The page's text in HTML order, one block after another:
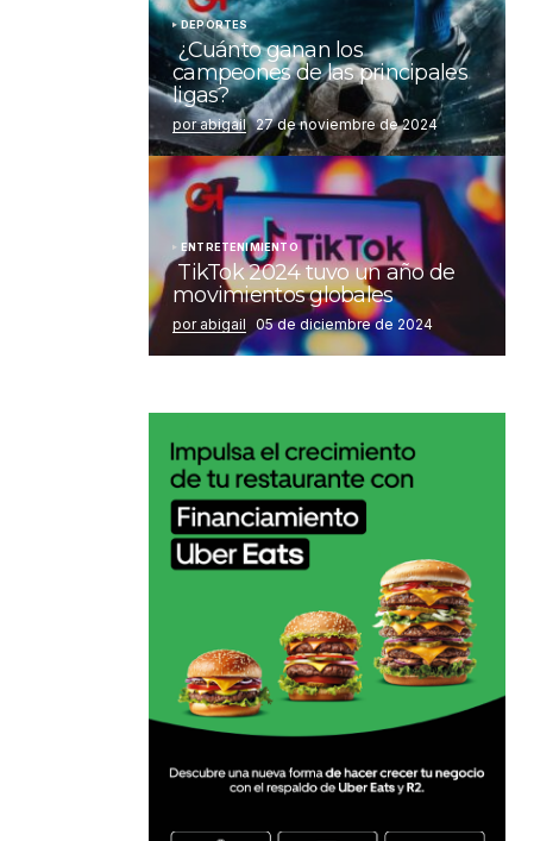
DEPORTES
¿Cuánto ganan los
campeones de las principales
ligas?
por abigail 27 de noviembre de 2024
ENTRETENIMIENTO
TikTok 2024 tuvo un año de
movimientos globales
por abigail 05 de diciembre de 2024